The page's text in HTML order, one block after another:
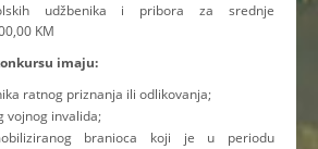
udžbenika i pribora za srednje
KM
imaju:
ratnog priznanja ili odlikovanja;
vojnog invalida;
branioca koji je u periodu